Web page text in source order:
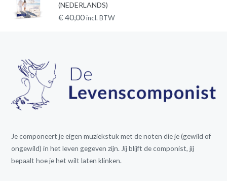
(NEDERLANDS)
€40,00 incl. BTW
Je componeert je eigen muziekstuk met de noten die je (gewild of
ongewild) in het leven gegeven zijn. Jij blijft de componist, jij
bepaalt hoe je het wilt laten klinken.